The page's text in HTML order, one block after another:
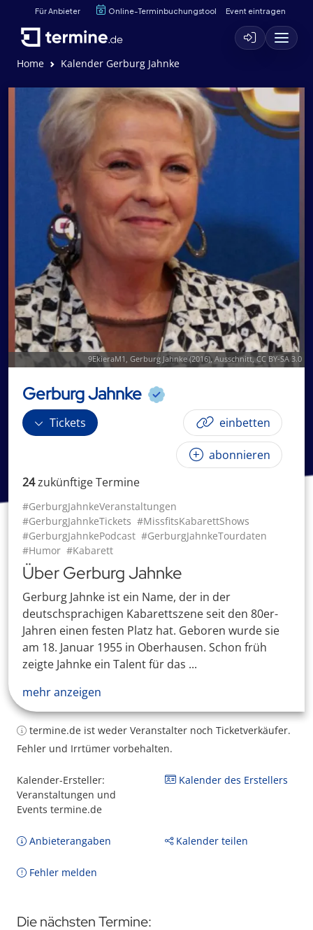
Für Anbieter Online-Terminbuchungstool Event eintragen
Home Kalender Gerburg Jahnke
9EkieraM1 , Gerburg Jahnke (2016), Ausschnitt,CC BY-SA 3.0
Gerburg Jahnke
Tickets einbetten
abonnieren
24zukünftigeTermine
#GerburgJahnkeVeranstaltungen
#GerburgJahnkeTickets #MissfitsKabarettShows
#GerburgJahnkePodcast #GerburgJahnkeTourdaten
#Humor #Kabarett
Über Gerburg Jahnke
Gerburg Jahnke ist ein Name, der in der
deutschsprachigen Kabarettszene seit den 80er-
Jahren einen festen Platz hat. Geboren wurde sie
am 18. Januar 1955 in Oberhausen. Schon früh
zeigte Jahnke ein Talent für das ...
mehr anzeigen
termine.de ist weder Veranstalter noch Ticketverkäufer.
Fehler und Irrtümer vorbehalten.
Kalender-Ersteller:
Veranstaltungen und
Events termine.de
Kalender des Erstellers
Anbieterangaben Kalender teilen
Fehler melden
Die nächsten Termine: